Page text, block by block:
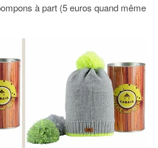
à part (5 euros quand même